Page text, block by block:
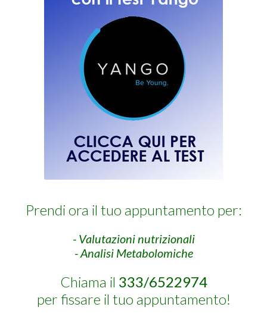
Prendi ora il tuo appuntamento per:
- Valutazioni nutrizionali
- Analisi Metabolomiche
Chiama il 333/6522974
per fissare il tuo appuntamento!